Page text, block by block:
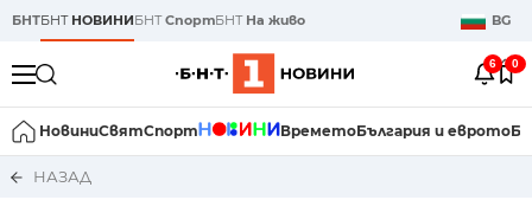
БНТБНТ НОВИНИБНТСпортБНТ На живо BG
6 0
НовиниСвятСпорт ВреметоБългария и еврото
НАЗАД